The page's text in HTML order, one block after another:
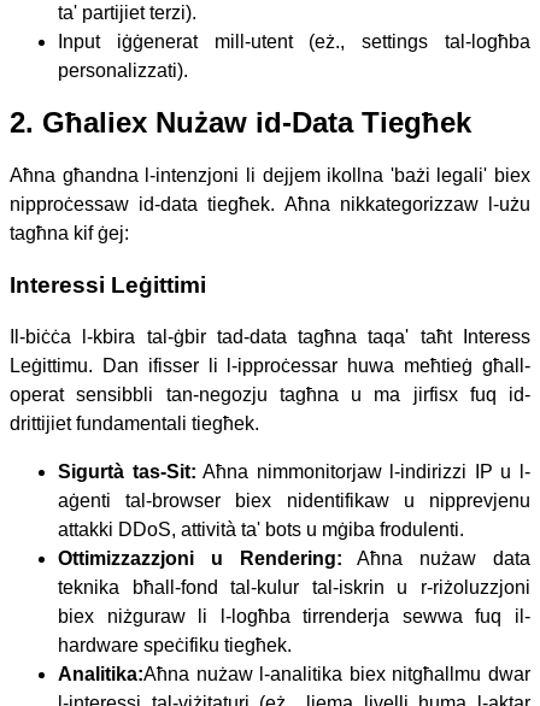
ta' partijiet terzi).
Input iġġenerat mill-utent (eż., settings tal-logħba
personalizzati).
2. Għaliex Nużaw id-Data Tiegħek
Aħna għandna l-intenzjoni li dejjem ikollna 'bażi legali' biex
nipproċessaw id-data tiegħek. Aħna nikkategorizzaw l-użu
tagħna kif ġej:
Interessi Leġittimi
Il-biċċa l-kbira tal-ġbir tad-data tagħna taqa' taħt Interess
Leġittimu. Dan ifisser li l-ipproċessar huwa meħtieġ għall-
operat sensibbli tan-negozju tagħna u ma jirfisx fuq id-
drittijiet fundamentali tiegħek.
Sigurtà tas-Sit: Aħna nimmonitorjaw l-indirizzi IP u l-
aġenti tal-browser biex nidentifikaw u nipprevjenu
attakki DDoS, attività ta' bots u mġiba frodulenti.
Ottimizzazzjoni u Rendering: Aħna nużaw data
teknika bħall-fond tal-kulur tal-iskrin u r-riżoluzzjoni
biex niżguraw li l-logħba tirrenderja sewwa fuq il-
hardware speċifiku tiegħek.
Analitika:Aħna nużaw l-analitika biex nitgħallmu dwar